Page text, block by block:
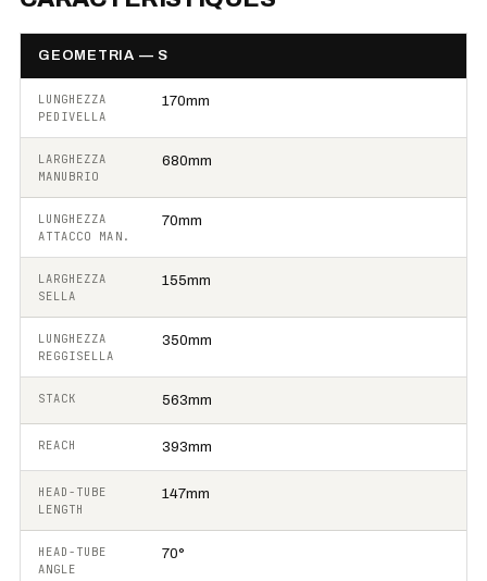
GEOMETRIA — S
LUNGHEZZA
PEDIVELLA
170mm
LARGHEZZA
MANUBRIO
680mm
LUNGHEZZA
ATTACCO MAN.
70mm
LARGHEZZA
SELLA
155mm
LUNGHEZZA
REGGISELLA
350mm
STACK 563mm
REACH 393mm
HEAD-TUBE
LENGTH
147mm
HEAD-TUBE
ANGLE
70°